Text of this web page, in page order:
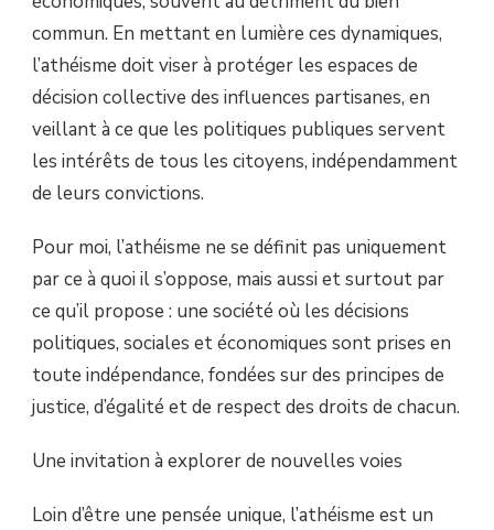
commun. En mettant en lumière ces dynamiques,
l’athéisme doit viser à protéger les espaces de
décision collective des influences partisanes, en
veillant à ce que les politiques publiques servent
les intérêts de tous les citoyens, indépendamment
de leurs convictions.
Pour moi, l’athéisme ne se définit pas uniquement
par ce à quoi il s’oppose, mais aussi et surtout par
ce qu’il propose : une société où les décisions
politiques, sociales et économiques sont prises en
toute indépendance, fondées sur des principes de
justice, d’égalité et de respect des droits de chacun.
Une invitation à explorer de nouvelles voies
Loin d’être une pensée unique, l’athéisme est un